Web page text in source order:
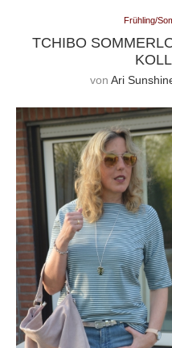
Frühling/
TCHIBO
von Ari